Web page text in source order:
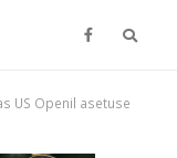
Otsi
US Openil asetuse